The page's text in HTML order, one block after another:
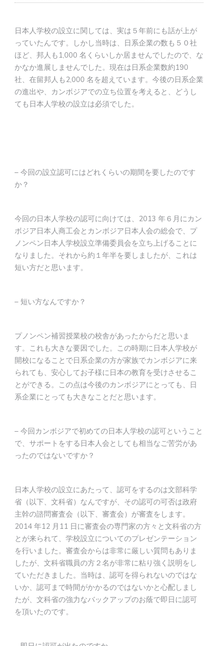
日本人学校の設立に関しては、実は５年前にも話が上が
っていたんです。しかし当時は、日系企業の数も５０社
ほど、邦人も1,000 名くらいしか居ませんでしたので、な
かなか進展しませんでした。現在は日系企業数約190
社、在留邦人も2,000 名を超えています。今後の日系企業
の進出や、カンボジアでの立ち位置を考えると、どうし
ても日本人学校の設立は必須でした。
– 今回の設立認可にはどれくらいの期間を要したのです
か？
今回の日本人学校の認可に向けては、2013 年６月にカン
ボジア日本人商工会とカンボジア日本人会の総会で、プ
ノンペン日本人学校設立準備委員会を立ち上げることに
なりました。それから約１年半を要しましたが、これは
短い方だと思います。
– 短い方なんですか？
プノンペン補習授業校の校舎があったからだと思いま
す。これも大きな要因でした。この時期に日本人学校が
開校になることで日系企業の方が家族でカンボジアに来
られても、安心してお子様に日本の教育を受けさせるこ
とができる。この点は今後のカンボジアにとっても、日
系企業にとっても大きなことだと思います。
– 今回カンボジアで初めての日本人学校の認可ということ
で、サポートをする日本人会としても相当なご苦労があ
ったのではないですか？
日本人学校の設立にあたって、認可をするのは文部科学
省（以下、文科省）なんですが、その認可の可否は政府
主幹の諮問審査会（以下、審査会）が審査をします。
2014 年12 月11 日に審査会の専門家の方々と文科省の方
とが来られて、学校設立についてのプレゼンテーション
を行いました。審査会からは非常に厳しい質問もありま
したが、文科省職員の方２名が非常に粘り強く説明をし
ていただきました。当時は、認可を得られないのではな
いか、認可まで時間がかかるのではないかと心配しまし
たが、文科省の強力なバックアップのお蔭で即日に認可
を頂いたのです。